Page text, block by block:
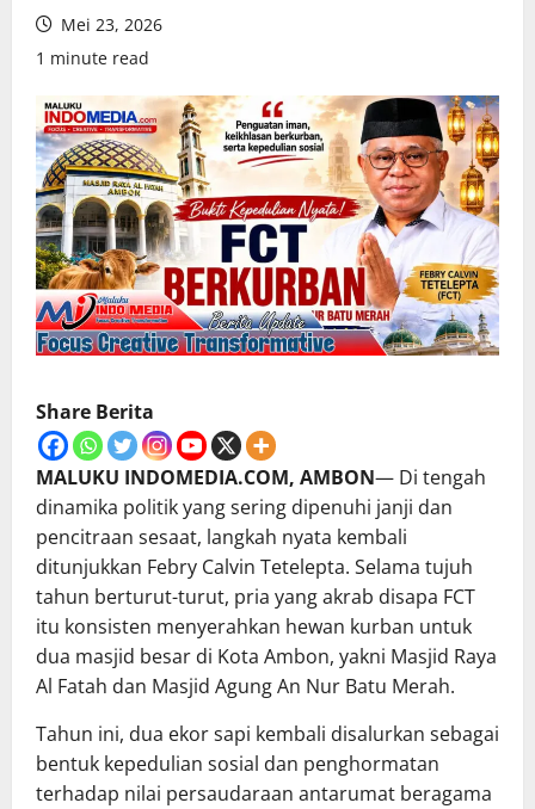
Mei 23, 2026
1 minute read
Share Berita
MALUKU INDOMEDIA.COM, AMBON— Di tengah
dinamika politik yang sering dipenuhi janji dan
pencitraan sesaat, langkah nyata kembali
ditunjukkan Febry Calvin Tetelepta. Selama tujuh
tahun berturut-turut, pria yang akrab disapa FCT
itu konsisten menyerahkan hewan kurban untuk
dua masjid besar di Kota Ambon, yakni Masjid Raya
Al Fatah dan Masjid Agung An Nur Batu Merah.
Tahun ini, dua ekor sapi kembali disalurkan sebagai
bentuk kepedulian sosial dan penghormatan
terhadap nilai persaudaraan antarumat beragama